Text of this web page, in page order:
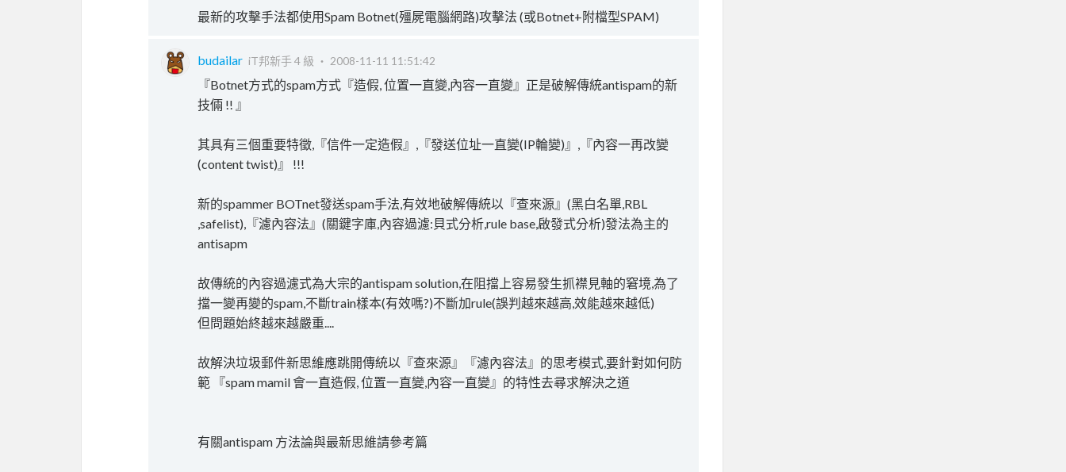
最新的攻擊手法都使用Spam Botnet(殭屍電腦網路)攻擊法 (或Botnet+附檔型SPAM)
budailar iT邦新手 4 級 ‧ 2008-11-11 11:51:42
『Botnet方式的spam方式『造假, 位置一直變,內容一直變』正是破解傳統antispam的新
技倆 !! 』
其具有三個重要特徵,『信件一定造假』,『發送位址一直變(IP輪變)』,『內容一再改變
(content twist)』 !!!
新的spammer BOTnet發送spam手法,有效地破解傳統以『查來源』(黑白名單,RBL
,safelist),『濾內容法』(關鍵字庫,內容過濾:貝式分析,rule base,啟發式分析)發法為主的
antisapm
故傳統的內容過濾式為大宗的antispam solution,在阻擋上容易發生抓襟見軸的窘境,為了
擋一變再變的spam,不斷train樣本(有效嗎?)不斷加rule(誤判越來越高,效能越來越低)
但問題始終越來越嚴重....
故解決垃圾郵件新思維應跳開傳統以『查來源』『濾內容法』的思考模式,要針對如何防
範 『spam mamil 會一直造假, 位置一直變,內容一直變』的特性去尋求解決之道
有關antispam 方法論與最新思維請參考篇